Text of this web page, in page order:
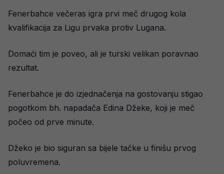
Fenerbahce večeras igra prvi meč drugog kola
kvalifikacija za Ligu prvaka protiv Lugana.
Domaći tim je poveo, ali je turski velikan poravnao
rezultat.
Fenerbahce je do izjednačenja na gostovanju stigao
pogotkom bh. napadača Edina Džeke, koji je meč
počeo od prve minute.
Džeko je bio siguran sa bijele tačke u finišu prvog
poluvremena.